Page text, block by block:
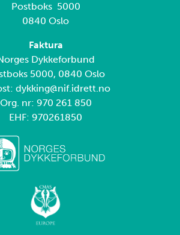
Postboks 5000
0840 Oslo
Faktura
Dykkeforbund
5000, 0840 Oslo
dykking@nif.idrett.no
Org. nr: 970 261 850
EHF: 970261850